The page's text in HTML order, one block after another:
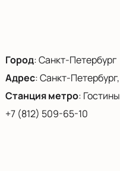
Город:Санкт-Петербург
Адрес:Санкт-
Станция метро:
+7 (812) 509-65-10